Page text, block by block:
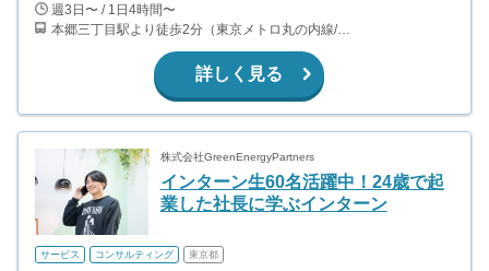
週3日〜 / 1日4時間〜
本郷三丁目駅より徒歩2分（東京メトロ丸の内線/都営地下鉄大江戸線）
詳しく見る
株式会社GreenEnergyPartners
インターン生60名活躍中！24歳で起
業した社長に学ぶインターン
サービス コンサルティング 東京都